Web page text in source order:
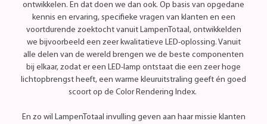
ontwikkelen. En dat doen we dan ook. Op basis van opgedane
kennis en ervaring, specifieke vragen van klanten en een
voortdurende zoektocht vanuit LampenTotaal, ontwikkelden
we bijvoorbeeld een zeer kwalitatieve LED-oplossing. Vanuit
alle delen van de wereld brengen we de beste componenten
bij elkaar, zodat er een LED-lamp ontstaat die een zeer hoge
lichtopbrengst heeft, een warme kleuruitstraling geeft én goed
scoort op de Color Rendering Index.
En zo wil LampenTotaal invulling geven aan haar missie klanten